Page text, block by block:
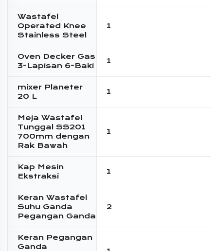
Wastafel
Operated Knee
Stainless Steel
1
Oven Decker Gas
3-Lapisan 6-Baki
1
mixer Planeter
20 L
1
Meja Wastafel
Tunggal SS201
700mm dengan
Rak Bawah
1
Kap Mesin
Ekstraksi
1
Keran Wastafel
Suhu Ganda
Pegangan Ganda
2
Keran Pegangan
Ganda